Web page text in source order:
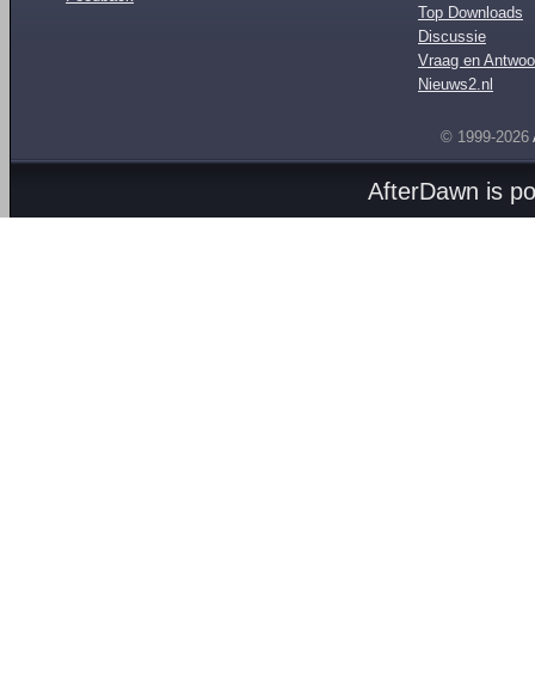
Top Downloads
Discussie
Vraag en
Nieuws2.nl
© 1999-2026
AfterDawn is